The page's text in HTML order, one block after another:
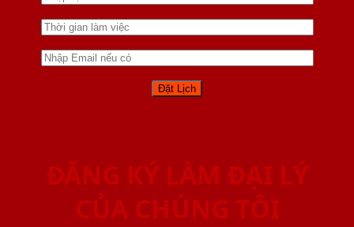
ĐĂNG KÝ LÀM ĐẠI LÝ
CỦA CHÚNG TÔI